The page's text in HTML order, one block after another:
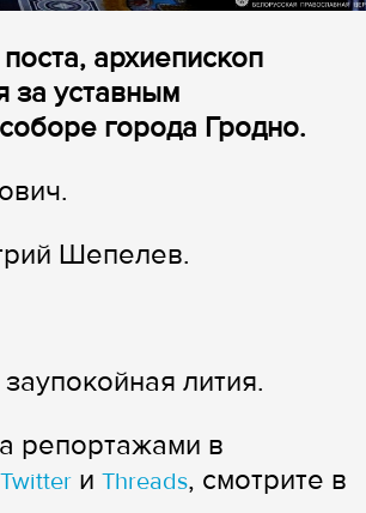
архиепископ
за уставным
города Гродно.
Шепелев.
лития.
репортажами в
Twitter и Threads, смотрите в